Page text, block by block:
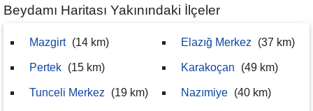
Beydamı Haritası Yakınındaki İlçeler
Mazgirt (14 km)
Pertek (15 km)
Tunceli Merkez (19 km)
Elazığ Merkez (37 km)
Karakoçan (49 km)
Nazımiye (40 km)